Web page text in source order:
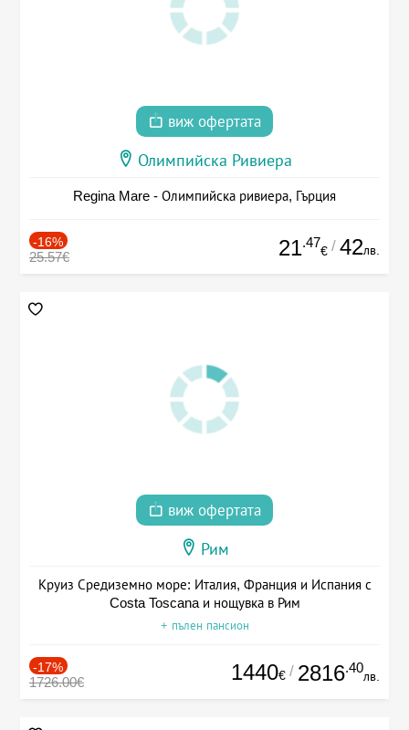
виж офертата
Олимпийска Ривиера
Regina Mare - Олимпийска ривиера, Гърция
-16%
25.57€ 21.47
€ / 42лв.
виж офертата
Рим
Круиз Средиземно море: Италия, Франция и Испания с
Costa Toscana и нощувка в Рим
+ пълен пансион
-17%
1726.00€ 1440€ / 2816.40
лв.